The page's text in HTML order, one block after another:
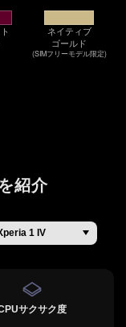
ネイティブ
ゴールド
(SIMフリーモデル限定)
紹介
サクサク度